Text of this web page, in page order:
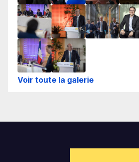
Voir toute la galerie